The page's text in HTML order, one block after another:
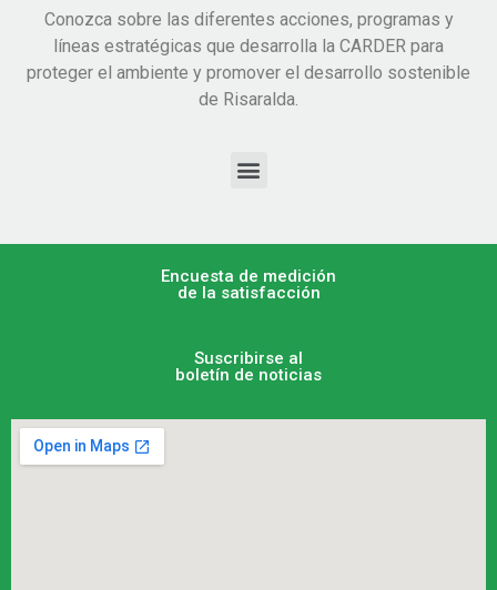
Conozca sobre las diferentes acciones, programas y
líneas estratégicas que desarrolla la CARDER para
proteger el ambiente y promover el desarrollo sostenible
de Risaralda.
Encuesta de medición
de la satisfacción
Suscribirse al
boletín de noticias